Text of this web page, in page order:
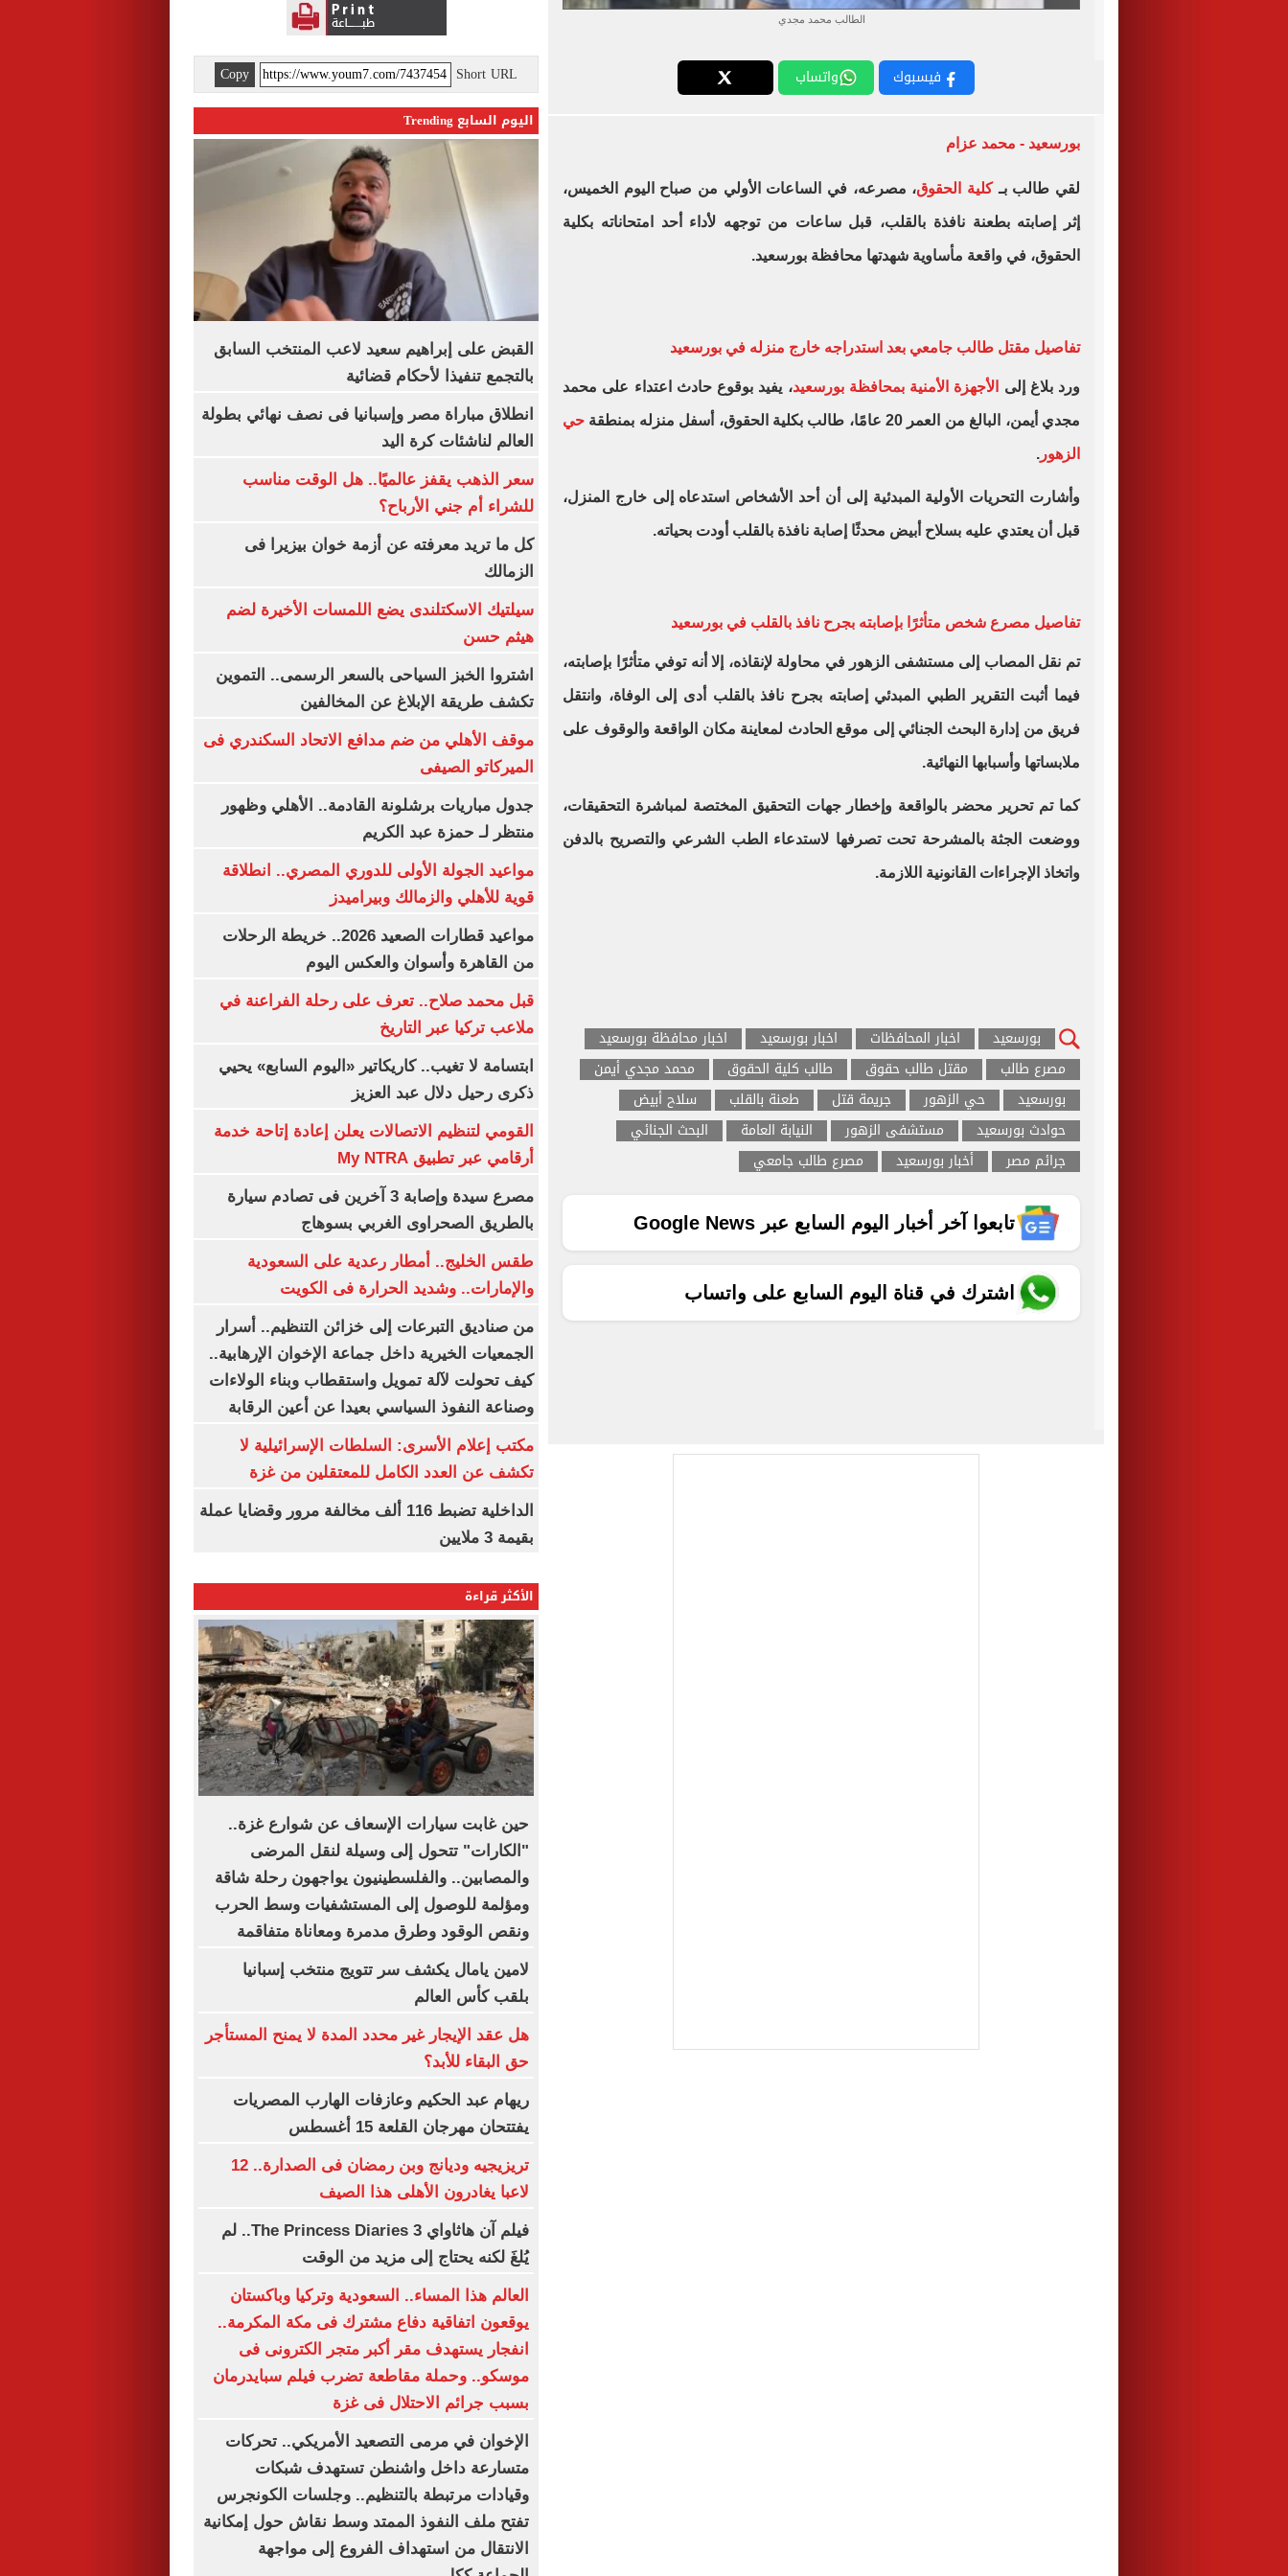
الطالب محمد مجدي
فيسبوك واتساب
بورسعيد - محمد عزام
لقي طالب بـكلية الحقوق، مصرعه، في الساعات الأولي من صباح اليوم الخميس،
إثر إصابته بطعنة نافذة بالقلب، قبل ساعات من توجهه لأداء أحد امتحاناته بكلية
الحقوق، في واقعة مأساوية شهدتها محافظة بورسعيد.
تفاصيل مقتل طالب جامعي بعد استدراجه خارج منزله في بورسعيد
ورد بلاغ إلى الأجهزة الأمنية بمحافظة بورسعيد، يفيد بوقوع حادث اعتداء على محمد
مجدي أيمن، البالغ من العمر 20 عامًا، طالب بكلية الحقوق، أسفل منزله بمنطقة حي
الزهور .
وأشارت التحريات الأولية المبدئية إلى أن أحد الأشخاص استدعاه إلى خارج المنزل،
قبل أن يعتدي عليه بسلاح أبيض محدثًا إصابة نافذة بالقلب أودت بحياته.
تفاصيل مصرع شخص متأثرًا بإصابته بجرح نافذ بالقلب في بورسعيد
تم نقل المصاب إلى مستشفى الزهور في محاولة لإنقاذه، إلا أنه توفي متأثرًا بإصابته،
فيما أثبت التقرير الطبي المبدئي إصابته بجرح نافذ بالقلب أدى إلى الوفاة، وانتقل
فريق من إدارة البحث الجنائي إلى موقع الحادث لمعاينة مكان الواقعة والوقوف على
ملابساتها وأسبابها النهائية.
كما تم تحرير محضر بالواقعة وإخطار جهات التحقيق المختصة لمباشرة التحقيقات،
ووضعت الجثة بالمشرحة تحت تصرفها لاستدعاء الطب الشرعي والتصريح بالدفن
واتخاذ الإجراءات القانونية اللازمة.
بورسعيد اخبار المحافظات اخبار بورسعيد
اخبار محافظة بورسعيد
مصرع طالب
مقتل طالب حقوق طالب كلية الحقوق
محمد مجدي أيمن
بورسعيد
حي الزهور جريمة قتل طعنة بالقلب
سلاح أبيض
حوادث بورسعيد
مستشفى الزهور النيابة العامة
البحث الجنائي
جرائم مصر
أخبار بورسعيد مصرع طالب جامعي
تابعوا آخر أخبار اليوم السابع عبر Google News
اشترك في قناة اليوم السابع على واتساب
Short URL
Copy
اليوم السابع Trending
القبض على إبراهيم سعيد لاعب المنتخب السابق
بالتجمع تنفيذا لأحكام قضائية
انطلاق مباراة مصر وإسبانيا فى نصف نهائي بطولة
العالم لناشئات كرة اليد
سعر الذهب يقفز عالميًا.. هل الوقت مناسب
للشراء أم جني الأرباح؟
كل ما تريد معرفته عن أزمة خوان بيزيرا فى
الزمالك
سيلتيك الاسكتلندى يضع اللمسات الأخيرة لضم
هيثم حسن
اشتروا الخبز السياحى بالسعر الرسمى.. التموين
تكشف طريقة الإبلاغ عن المخالفين
موقف الأهلي من ضم مدافع الاتحاد السكندري فى
الميركاتو الصيفى
جدول مباريات برشلونة القادمة.. الأهلي وظهور
منتظر لـ حمزة عبد الكريم
مواعيد الجولة الأولى للدوري المصري.. انطلاقة
قوية للأهلي والزمالك وبيراميدز
مواعيد قطارات الصعيد 2026.. خريطة الرحلات
من القاهرة وأسوان والعكس اليوم
قبل محمد صلاح.. تعرف على رحلة الفراعنة في
ملاعب تركيا عبر التاريخ
ابتسامة لا تغيب.. كاريكاتير «اليوم السابع» يحيي
ذكرى رحيل دلال عبد العزيز
القومي لتنظيم الاتصالات يعلن إعادة إتاحة خدمة
أرقامي عبر تطبيق My NTRA
مصرع سيدة وإصابة 3 آخرين فى تصادم سيارة
بالطريق الصحراوى الغربي بسوهاج
طقس الخليج.. أمطار رعدية على السعودية
والإمارات.. وشديد الحرارة فى الكويت
من صناديق التبرعات إلى خزائن التنظيم.. أسرار
الجمعيات الخيرية داخل جماعة الإخوان الإرهابية..
كيف تحولت لآلة تمويل واستقطاب وبناء الولاءات
وصناعة النفوذ السياسي بعيدا عن أعين الرقابة
مكتب إعلام الأسرى: السلطات الإسرائيلية لا
تكشف عن العدد الكامل للمعتقلين من غزة
الداخلية تضبط 116 ألف مخالفة مرور وقضايا عملة
بقيمة 3 ملايين
الأكثر قراءة
حين غابت سيارات الإسعاف عن شوارع غزة..
"الكارات" تتحول إلى وسيلة لنقل المرضى
والمصابين.. والفلسطينيون يواجهون رحلة شاقة
ومؤلمة للوصول إلى المستشفيات وسط الحرب
ونقص الوقود وطرق مدمرة ومعاناة متفاقمة
لامين يامال يكشف سر تتويج منتخب إسبانيا
بلقب كأس العالم
هل عقد الإيجار غير محدد المدة لا يمنح المستأجر
حق البقاء للأبد؟
ريهام عبد الحكيم وعازفات الهارب المصريات
يفتتحان مهرجان القلعة 15 أغسطس
تريزيجيه وديانج وبن رمضان فى الصدارة.. 12
لاعبا يغادرون الأهلى هذا الصيف
فيلم آن هاثاواي The Princess Diaries 3.. لم
يُلغَ لكنه يحتاج إلى مزيد من الوقت
العالم هذا المساء.. السعودية وتركيا وباكستان
يوقعون اتفاقية دفاع مشترك فى مكة المكرمة..
انفجار يستهدف مقر أكبر متجر الكترونى فى
موسكو.. وحملة مقاطعة تضرب فيلم سبايدرمان
بسبب جرائم الاحتلال فى غزة
الإخوان في مرمى التصعيد الأمريكي.. تحركات
متسارعة داخل واشنطن تستهدف شبكات
وقيادات مرتبطة بالتنظيم.. وجلسات الكونجرس
تفتح ملف النفوذ الممتد وسط نقاش حول إمكانية
الانتقال من استهداف الفروع إلى مواجهة